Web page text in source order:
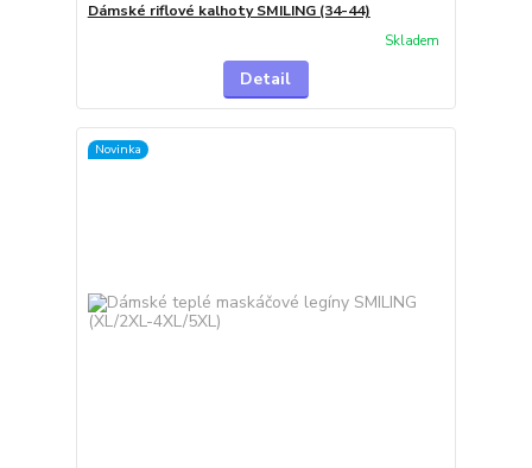
Dámské riflové kalhoty SMILING (34-44)
Skladem
Detail
Novinka